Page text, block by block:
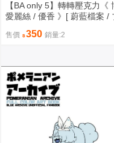
【BA only 5】轉轉壓克力《
愛麗絲 / 優香 》[ 蔚藍檔案 /
カイブ / 筑波 / 天童愛麗絲 /
售價 350 銷量:2